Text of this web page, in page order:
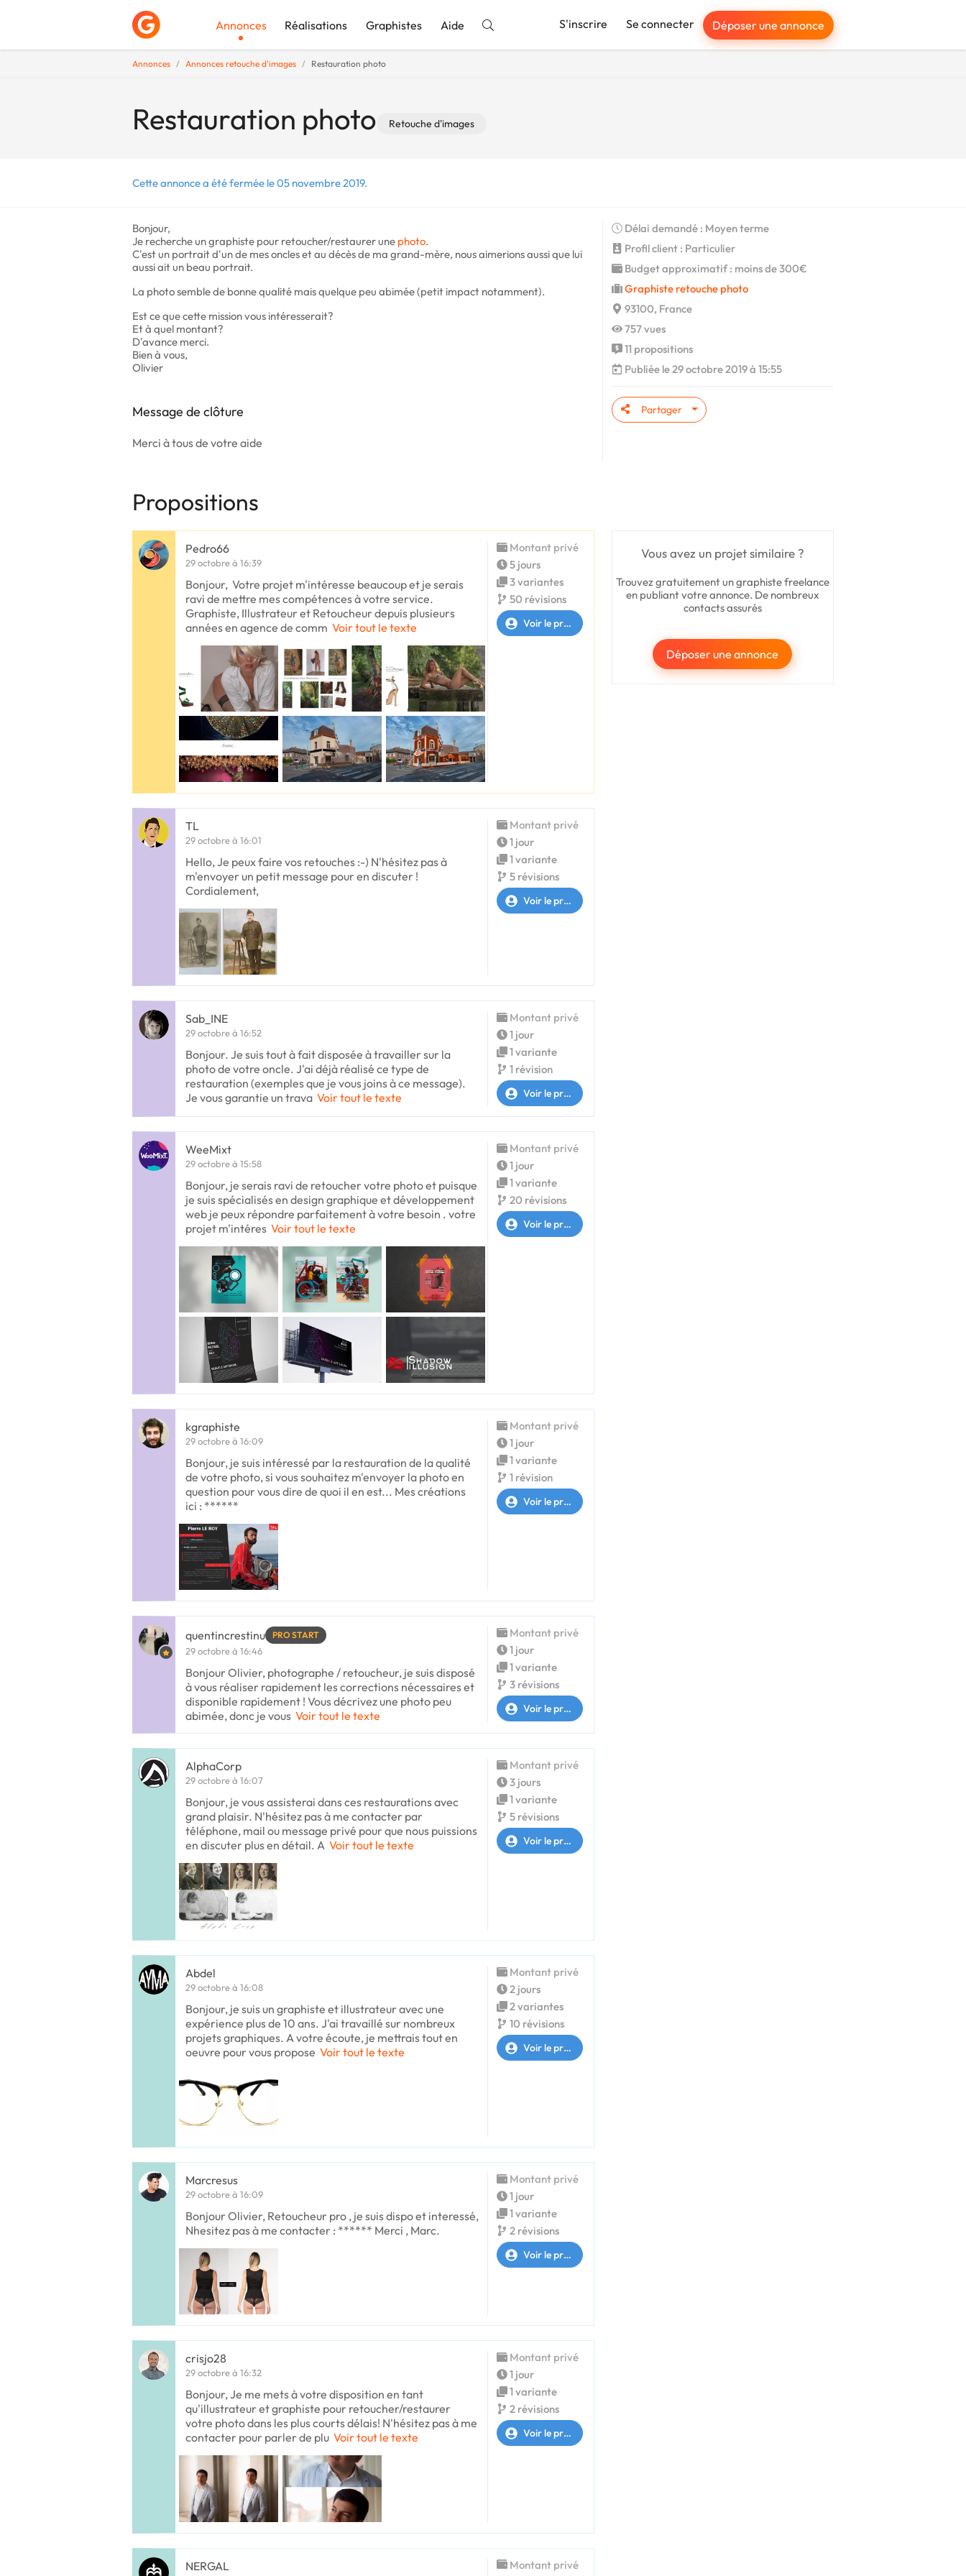
Annonces Réalisations Graphistes Aide S'inscrire Se connecter Déposer une annonce
Annonces Annonces retouche d'images Restauration photo
Restauration photo Retouche d'images
Cette annonce a été fermée le 05 novembre 2019.
Bonjour,
Je recherche un graphiste pour retoucher/restaurer une photo.
C'est un portrait d'un de mes oncles et au décès de ma grand-mère, nous aimerions aussi que lui
aussi ait un beau portrait.
La photo semble de bonne qualité mais quelque peu abimée (petit impact notamment).
Est ce que cette mission vous intéresserait?
Et à quel montant?
D'avance merci.
Bien à vous,
Olivier
Message de clôture
Merci à tous de votre aide
Délai demandé : Moyen terme
Profil client : Particulier
Budget approximatif : moins de 300€
Graphiste retouche photo
93100, France
757 vues
11 propositions
Publiée le 29 octobre 2019 à 15:55
Partager
Propositions
Vous avez un projet similaire ?
Trouvez gratuitement un graphiste freelance
en publiant votre annonce. De nombreux
contacts assurés
Déposer une annonce
Pedro66
29 octobre à 16:39
Bonjour, Votre projet m'intéresse beaucoup et je serais
ravi de mettre mes compétences à votre service.
Graphiste, Illustrateur et Retoucheur depuis plusieurs
années en agence de comm Voir tout le texte
Montant privé
5 jours
3 variantes
50 révisions
Voir le profil
TL
29 octobre à 16:01
Hello, Je peux faire vos retouches :-) N'hésitez pas à
m'envoyer un petit message pour en discuter !
Cordialement,
Montant privé
1 jour
1 variante
5 révisions
Voir le profil
Sab_INE
29 octobre à 16:52
Bonjour. Je suis tout à fait disposée à travailler sur la
photo de votre oncle. J'ai déjà réalisé ce type de
restauration (exemples que je vous joins à ce message).
Je vous garantie un trava Voir tout le texte
Montant privé
1 jour
1 variante
1 révision
Voir le profil
WeeMixt
29 octobre à 15:58
Bonjour, je serais ravi de retoucher votre photo et puisque
je suis spécialisés en design graphique et développement
web je peux répondre parfaitement à votre besoin . votre
projet m'intéres Voir tout le texte
Montant privé
1 jour
1 variante
20 révisions
Voir le profil
kgraphiste
29 octobre à 16:09
Bonjour, je suis intéressé par la restauration de la qualité
de votre photo, si vous souhaitez m'envoyer la photo en
question pour vous dire de quoi il en est... Mes créations
ici : ******
Montant privé
1 jour
1 variante
1 révision
Voir le profil
quentincrestinu PRO START
29 octobre à 16:46
Bonjour Olivier, photographe / retoucheur, je suis disposé
à vous réaliser rapidement les corrections nécessaires et
disponible rapidement ! Vous décrivez une photo peu
abimée, donc je vous Voir tout le texte
Montant privé
1 jour
1 variante
3 révisions
Voir le profil
AlphaCorp
29 octobre à 16:07
Bonjour, je vous assisterai dans ces restaurations avec
grand plaisir. N'hésitez pas à me contacter par
téléphone, mail ou message privé pour que nous puissions
en discuter plus en détail. A Voir tout le texte
Montant privé
3 jours
1 variante
5 révisions
Voir le profil
Abdel
29 octobre à 16:08
Bonjour, je suis un graphiste et illustrateur avec une
expérience plus de 10 ans. J'ai travaillé sur nombreux
projets graphiques. A votre écoute, je mettrais tout en
oeuvre pour vous propose Voir tout le texte
Montant privé
2 jours
2 variantes
10 révisions
Voir le profil
Marcresus
29 octobre à 16:09
Bonjour Olivier, Retoucheur pro , je suis dispo et interessé,
Nhesitez pas à me contacter : ****** Merci , Marc.
Montant privé
1 jour
1 variante
2 révisions
Voir le profil
crisjo28
29 octobre à 16:32
Bonjour, Je me mets à votre disposition en tant
qu'illustrateur et graphiste pour retoucher/restaurer
votre photo dans les plus courts délais! N'hésitez pas à me
contacter pour parler de plu Voir tout le texte
Montant privé
1 jour
1 variante
2 révisions
Voir le profil
NERGAL
Montant privé